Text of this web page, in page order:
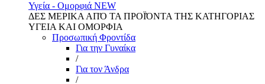
Υγεία - Ομορφιά NEW
ΔΕΣ ΜΕΡΙΚΑ ΑΠΌ ΤΑ ΠΡΟΪΌΝΤΑ ΤΗΣ ΚΑΤΗΓΟΡΙΑΣ
ΥΓΕΙΑ ΚΑΙ ΟΜΟΡΦΙΑ
Προσωπική Φροντίδα
Για την Γυναίκα
/
Για τον Άνδρα
/